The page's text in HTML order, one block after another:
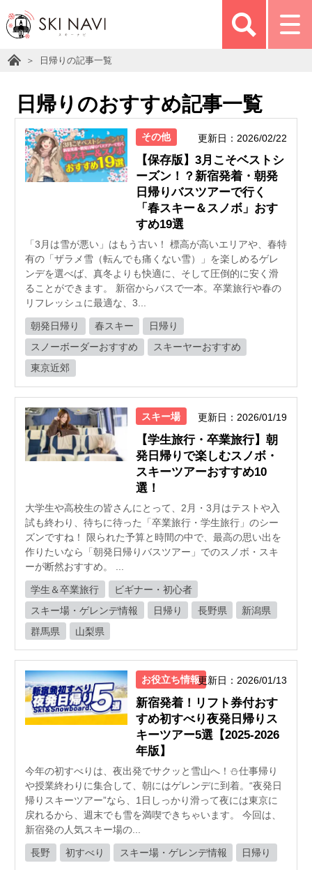
日帰りの記事一覧
日帰りのおすすめ記事一覧
その他 更新日：2026/02/22
【保存版】3月こそベストシ
ーズン！？新宿発着・朝発
日帰りバスツアーで行く
「春スキー＆スノボ」おす
すめ19選
「3月は雪が悪い」はもう古い！ 標高が高いエリアや、春特
有の「ザラメ雪（転んでも痛くない雪）」を楽しめるゲレ
ンデを選べば、真冬よりも快適に、そして圧倒的に安く滑
ることができます。 新宿からバスで一本。卒業旅行や春の
リフレッシュに最適な、3...
朝発日帰り 春スキー
日帰り
スノーボーダーおすすめ
スキーヤーおすすめ
東京近郊
スキー場 更新日：2026/01/19
【学生旅行・卒業旅行】朝
発日帰りで楽しむスノボ・
スキーツアーおすすめ10
選！
大学生や高校生の皆さんにとって、2月・3月はテストや入
試も終わり、待ちに待った「卒業旅行・学生旅行」のシー
ズンですね！ 限られた予算と時間の中で、最高の思い出を
作りたいなら「朝発日帰りバスツアー」でのスノボ・スキ
ーが断然おすすめ。 ...
学生＆卒業旅行
ビギナー・初心者
スキー場・ゲレンデ情報
日帰り 長野県
新潟県
群馬県
山梨県
お役立ち情報更新日：2026/01/13
新宿発着！リフト券付おす
すめ初すべり夜発日帰りス
キーツアー5選【2025-2026
年版】
今年の初すべりは、夜出発でサクッと雪山へ！⛄️仕事帰り
や授業終わりに集合して、朝にはゲレンデに到着。“夜発日
帰りスキーツアー”なら、1日しっかり滑って夜には東京に
戻れるから、週末でも雪を満喫できちゃいます。 今回は、
新宿発の人気スキー場の...
長野 初すべり スキー場・ゲレンデ情報 日帰り